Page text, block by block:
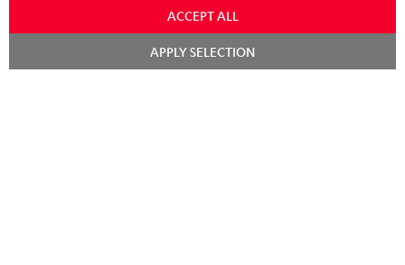
ACCEPT ALL
APPLY SELECTION